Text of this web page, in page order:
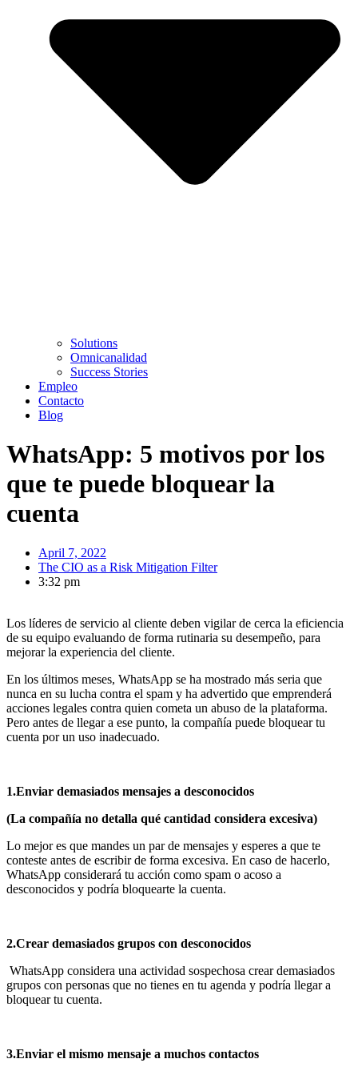
Solutions
Omnicanalidad
Success Stories
Empleo
Contacto
Blog
WhatsApp: 5 motivos por los
que te puede bloquear la
cuenta
April 7, 2022
The CIO as a Risk Mitigation Filter
3:32 pm
Los líderes de servicio al cliente deben vigilar de cerca la eficiencia
de su equipo evaluando de forma rutinaria su desempeño, para
mejorar la experiencia del cliente.
En los últimos meses, WhatsApp se ha mostrado más seria que
nunca en su lucha contra el spam y ha advertido que emprenderá
acciones legales contra quien cometa un abuso de la plataforma.
Pero antes de llegar a ese punto, la compañía puede bloquear tu
cuenta por un uso inadecuado.
1.Enviar demasiados mensajes a desconocidos
(La compañía no detalla qué cantidad considera excesiva)
Lo mejor es que mandes un par de mensajes y esperes a que te
conteste antes de escribir de forma excesiva. En caso de hacerlo,
WhatsApp considerará tu acción como spam o acoso a
desconocidos y podría bloquearte la cuenta.
2.Crear demasiados grupos con desconocidos
WhatsApp considera una actividad sospechosa crear demasiados
grupos con personas que no tienes en tu agenda y podría llegar a
bloquear tu cuenta.
3.Enviar el mismo mensaje a muchos contactos